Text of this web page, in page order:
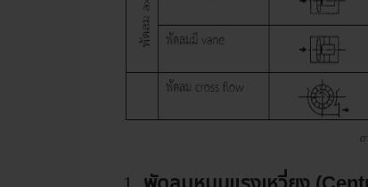
ต